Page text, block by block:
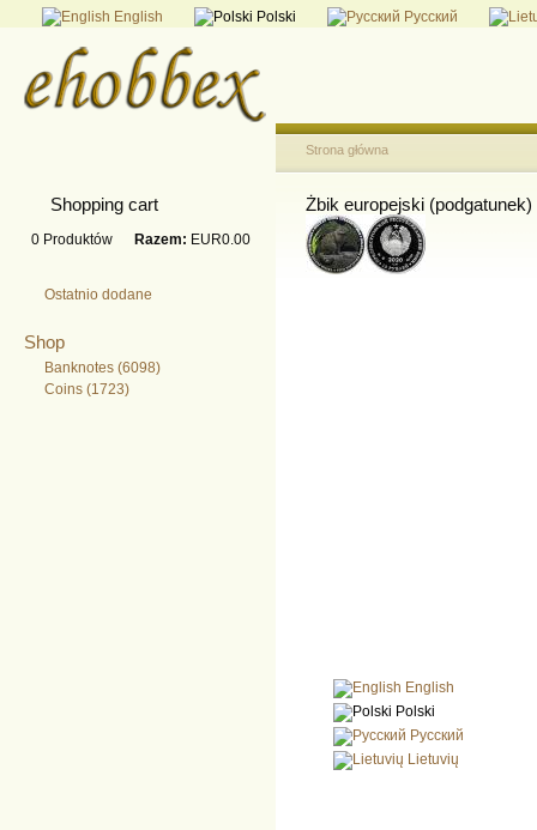
English Polski Русский
Shopping cart
0Produktów Razem: EUR0.00
Ostatnio dodane
Shop
Banknotes (6098)
Coins (1723)
Strona główna
Żbik europejski (podgatunek)
English
Polski
Русский
Lietuvių